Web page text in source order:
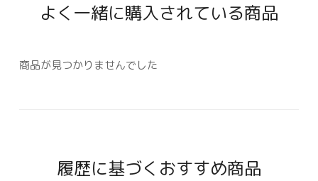
よく一緒に購入されている商品
商品が見つかりませんでした
履歴に基づくおすすめ商品